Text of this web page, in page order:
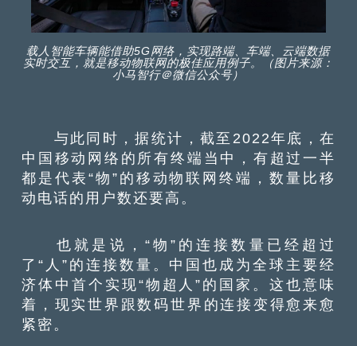
载人智能车辆能借助5G网络，实现路端、车端、云端数据
实时交互，就是移动物联网的极佳应用例子。（图片来源：
小马智行＠微信公众号）
与此同时，据统计，截至2022年底，在
中国移动网络的所有终端当中，有超过一半
都是代表“物”的移动物联网终端，数量比移
动电话的用户数还要高。
也就是说，“物”的连接数量已经超过
了“人”的连接数量。中国也成为全球主要经
济体中首个实现“物超人”的国家。这也意味
着，现实世界跟数码世界的连接变得愈来愈
紧密。